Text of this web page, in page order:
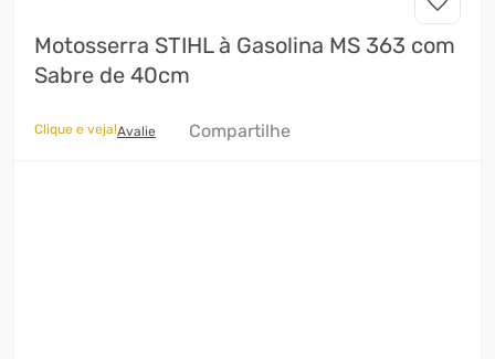
Motosserra STIHL à Gasolina MS 363 com
Sabre de 40cm
Clique e veja!Avalie Compartilhe
2º
fogão
3º
freezer
4º
forno